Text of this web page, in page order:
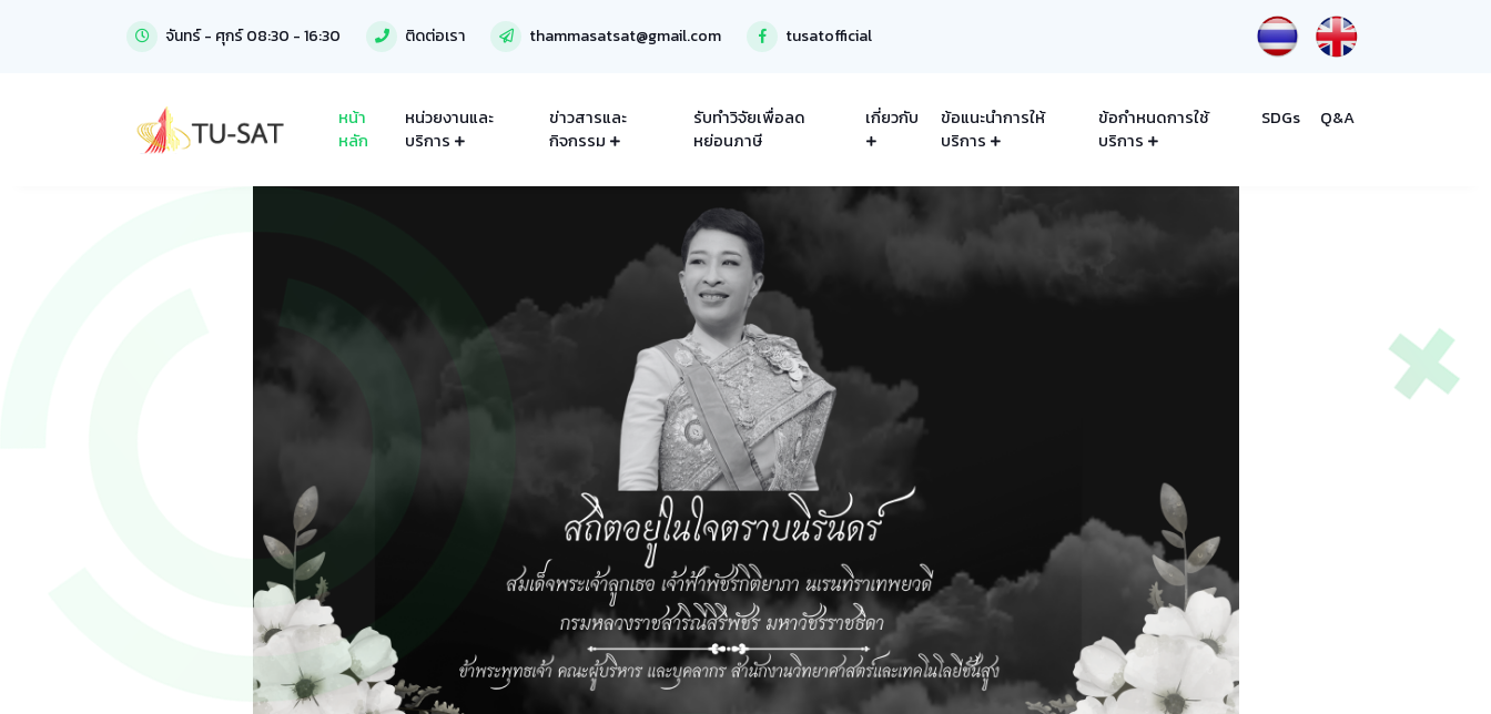
จันทร์ - ศุกร์ 08:30 - 16:30 ติดต่อเรา thammasatsat@gmail.com tusatofficial
หน้า
หลัก
หน่วยงานและ
บริการ
ข่าวสารและ
กิจกรรม
รับทำวิจัยเพื่อลด
หย่อนภาษี
เกี่ยวกับ
ข้อแนะนำการให้
บริการ
ข้อกำหนดการใช้
บริการ
SDGs Q&A